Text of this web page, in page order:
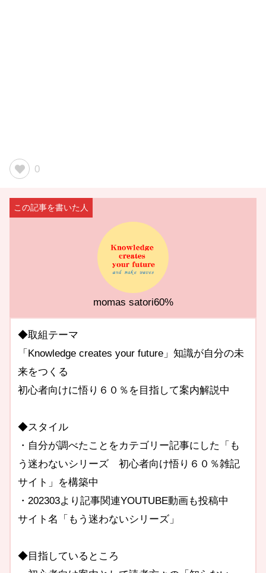
0
momas satori60%
◆取組テーマ
「Knowledge creates your future」知識が自分の未
来をつくる
初心者向けに悟り６０％を目指して案内解説中
◆スタイル
・自分が調べたことをカテゴリー記事にした「も
う迷わないシリーズ 初心者向け悟り６０％雑記
サイト」を構築中
・202303より記事関連YOUTUBE動画も投稿中
サイト名「もう迷わないシリーズ」
◆目指しているところ